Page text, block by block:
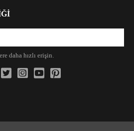
daha hızlı erişin.